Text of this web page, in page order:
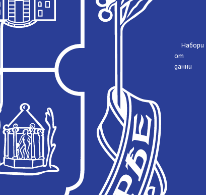
Набори
от
данни